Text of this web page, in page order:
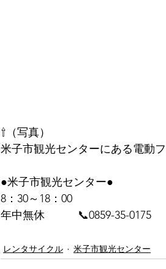
⇧（写真）
米子市観光センターにある電動
●米子市観光センター●
8：30～18：00
年中無休　　　📞0859-35-0175
レンタサイクル 米子市観光センター